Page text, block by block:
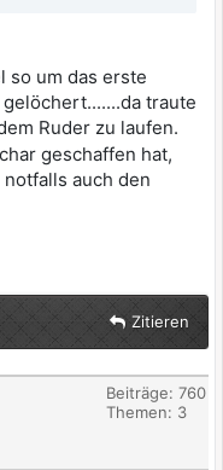
so um das erste
traute
Ruder zu laufen.
geschaffen hat,
auch den
Zitieren
Beiträge: 760
Themen: 3